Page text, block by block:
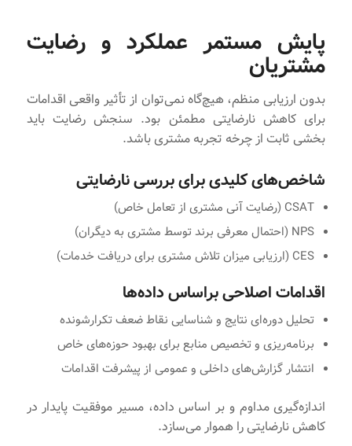
پایش مستمر عملکرد و رضایت
مشتریان
بدون ارزیابی منظم، هیچ‌گاه نمی‌توان از تأثیر واقعی اقدامات
برای کاهش نارضایتی مطمئن بود. سنجش رضایت باید
بخشی ثابت از چرخه تجربه مشتری باشد.
شاخص‌های کلیدی برای بررسی نارضایتی
CSAT (رضایت آنی مشتری از تعامل خاص)
NPS (احتمال معرفی برند توسط مشتری به دیگران)
CES (ارزیابی میزان تلاش مشتری برای دریافت خدمات)
اقدامات اصلاحی براساس داده‌ها
تحلیل دوره‌ای نتایج و شناسایی نقاط ضعف تکرارشونده
برنامه‌ریزی و تخصیص منابع برای بهبود حوزه‌های خاص
انتشار گزارش‌های داخلی و عمومی از پیشرفت اقدامات
اندازه‌گیری مداوم و بر اساس داده، مسیر موفقیت پایدار در
کاهش نارضایتی را هموار می‌سازد.